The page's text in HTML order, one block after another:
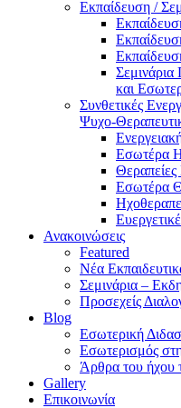
Εκπαίδευση /
και
Συνθετικές
Ψυχο-
Εσωτέρα
Θεραπείες
Εσωτέρα
Ανακοινώσεις
Featured
Νέα
Σεμινάρια –
Προσεχείς
Blog
Εσωτερική
Εσωτερισμός
Άρθρα του ήχου
Gallery
Επικοινωνία